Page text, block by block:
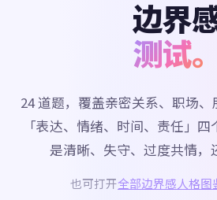
边界
测试。
24 道题，覆盖亲密关系、职场
「表达、情绪、时间、责任」
是清晰、失守、过度共情，
也可打开全部边界感人格图